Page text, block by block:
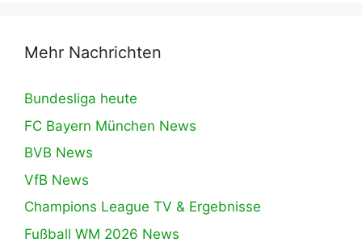
Mehr Nachrichten
Bundesliga heute
FC Bayern München News
BVB News
VfB News
Champions League TV & Ergebnisse
Fußball WM 2026 News